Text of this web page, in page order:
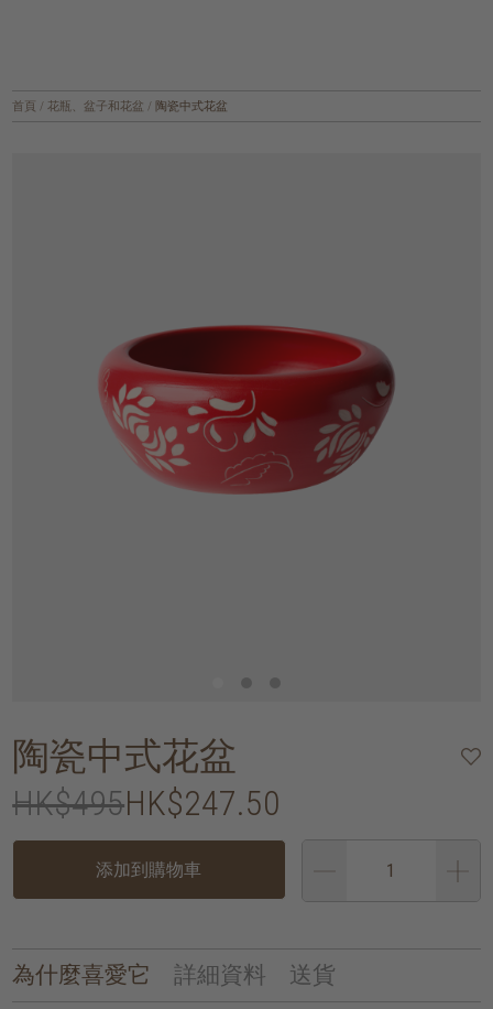
首頁 / 花瓶、盆子和花盆 / 陶瓷中式花盆
陶瓷中式花盆
HK$495HK$247.50
添加到購物車
為什麼喜愛它 詳細資料 送貨